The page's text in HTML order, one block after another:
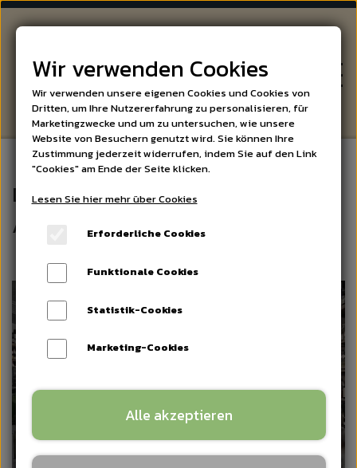
WEIN
BIER UND SPIRITUOSEN
VERANSTALTUNGEN
DIE ÖFFNUNGSZEITEN
GESCHENKE & BUSINESS
Die lustigen Biere und die beste
Auswahl an Spirituosen
Wir verwenden Cookies
Wir verwenden unsere eigenen Cookies und Cookies von
Dritten, um Ihre Nutzererfahrung zu personalisieren, für
Marketingzwecke und um zu untersuchen, wie unsere
Website von Besuchern genutzt wird. Sie können Ihre
Zustimmung jederzeit widerrufen, indem Sie auf den Link
"Cookies" am Ende der Seite klicken.
Lesen Sie hier mehr über Cookies
Erforderliche Cookies
Funktionale Cookies
Statistik-Cookies
Marketing-Cookies
Alle akzeptieren